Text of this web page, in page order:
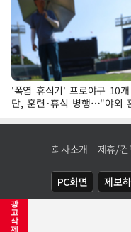
광
고
삭
제
'폭염 휴식기' 프로야구 10
단, 훈련·휴식 병행…"야외
해도 안전 최우선"
회사소개 제휴/
PC화면 제보